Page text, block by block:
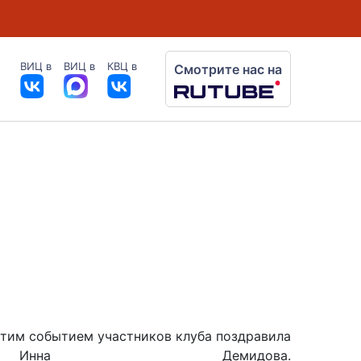
ВИЦ в ВИЦ в КВЦ в Смотрите нас на
событием участников клуба поздравила
Демидова.